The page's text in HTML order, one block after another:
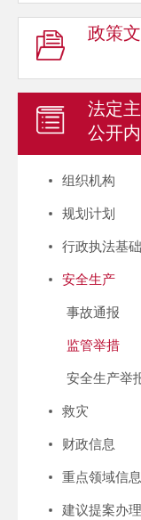
政策
法定
公开
组织机构
规划计划
行政执法基
安全生产
事故通报
监管举措
安全生产举
救灾
财政信息
重点领域信
建议提案办